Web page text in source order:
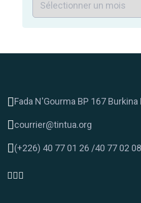
Fada N'Gourma BP 167 Burkina
courrier@tintua.org
(+226) 40 77 01 26 /40 77 02 08